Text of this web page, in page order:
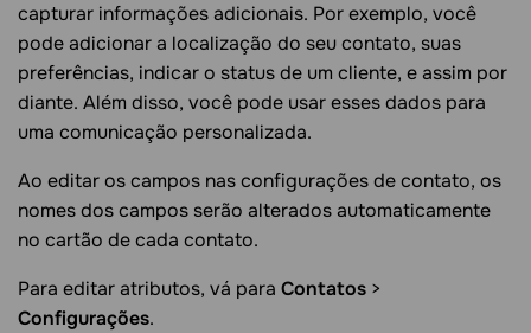
capturar informações adicionais. Por exemplo, você
pode adicionar a localização do seu contato, suas
preferências, indicar o status de um cliente, e assim por
diante. Além disso, você pode usar esses dados para
uma comunicação personalizada.
Ao editar os campos nas configurações de contato, os
nomes dos campos serão alterados automaticamente
no cartão de cada contato.
Para editar atributos, vá para Contatos >
Configurações.